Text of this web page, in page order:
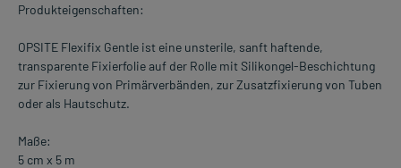
Produkteigenschaften:
OPSITE Flexifix Gentle ist eine unsterile, sanft haftende,
transparente Fixierfolie auf der Rolle mit Silikongel-Beschichtung
zur Fixierung von Primärverbänden, zur Zusatzfixierung von Tuben
oder als Hautschutz.
Maße:
5 cm x 5 m